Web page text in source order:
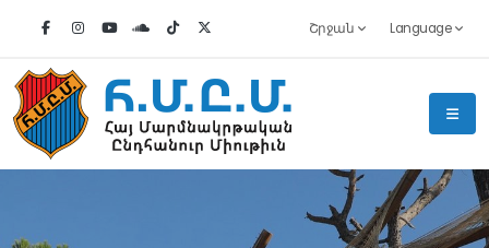
Շրջան Language